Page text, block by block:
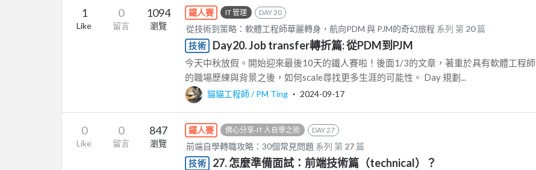
1
Like
0
留言
1094
瀏覽
鐵人賽 IT 管理 DAY 20
從技術到策略：軟體工程師華麗轉身，航向PDM 與 PJM的奇幻旅程 系列 第 20篇
技術
Day20. Job transfer轉折篇: 從PDM到PJM
今天中秋放假。開始迎來最後10天的鐵人賽啦！後面1/3的文章，著重於具有軟體工程師
的職場歷練與背景之後，如何scale尋找更多生涯的可能性。 Day 規劃...
貓貓工程師 / PM Ting ‧ 2024-09-17
0
Like
0
留言
847
瀏覽
鐵人賽 佛心分享-IT 人自學之術 DAY 27
前端自學轉職攻略：30個常見問題 系列 第 27 篇
技術
27. 怎麼準備面試：前端技術篇（technical）？